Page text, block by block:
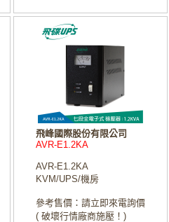
飛峰國際股份有限公司
AVR-E1.2KA
AVR-E1.2KA
KVM/UPS/機房
參考售價：請立即來電詢價
( 破壞行情廠商施壓！)